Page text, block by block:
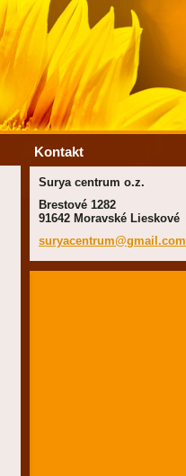
Kontakt
Surya centrum o.z.
Brestové 1282
91642 Moravské Lieskové
suryacentrum@gmail.com